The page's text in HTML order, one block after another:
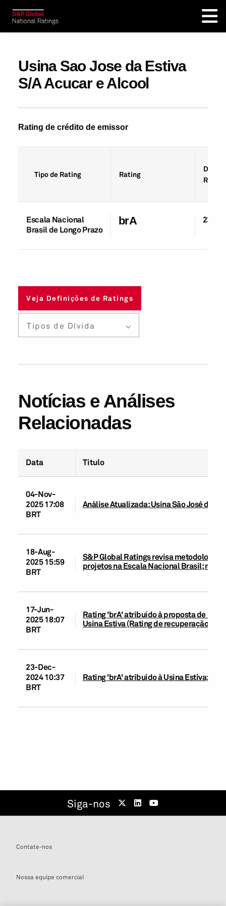
Usina Sao Jose da Estiva
S/A Acucar e Alcool
Rating de crédito de emissor
Tipo de Rating Rating
Data
Rating
Escala Nacional
Brasil de Longo Prazo
brA 23-
Veja Definições de Ratings
Tipos de Dívida
Notícias e Análises
Relacionadas
Data Título
04-Nov-
2025 17:08
BRT
Análise Atualizada: Usina São José da
18-Aug-
2025 15:59
BRT
S&P Global Ratings revisa
projetos na Escala Nacional Brasil;
17-Jun-
2025 18:07
BRT
Rating 'brA' atribuído à proposta de 1ª
Usina Estiva (Rating de recuperação: '3')
23-Dec-
2024 10:37
BRT
Rating 'brA' atribuído à Usina Estiva;
Siga-nos
Contate-nos
Nossa equipe comercial